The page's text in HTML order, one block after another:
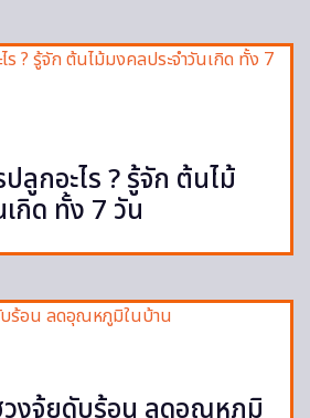
ลูกอะไร ? รู้จัก ต้นไม้
กิด ทั้ง 7 วัน
วงจุ้ยดับร้อน ลดอุณหภูมิ